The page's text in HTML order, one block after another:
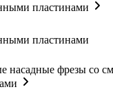
пластинами
пластинами
насадные фрезы со